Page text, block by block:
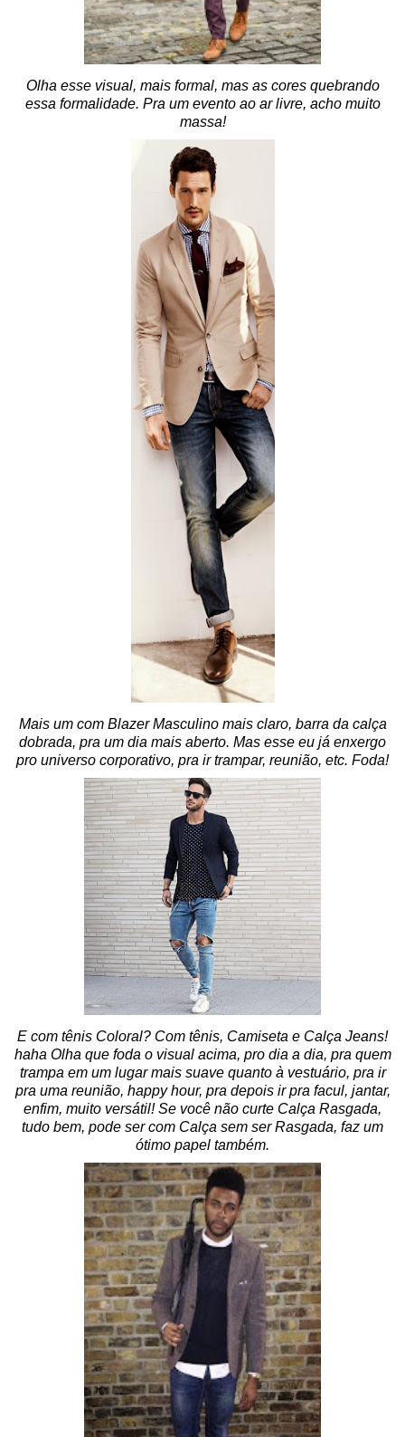
Olha esse visual, mais formal, mas as cores quebrando
essa formalidade. Pra um evento ao ar livre, acho muito
massa!
Mais um com Blazer Masculino mais claro, barra da calça
dobrada, pra um dia mais aberto. Mas esse eu já enxergo
pro universo corporativo, pra ir trampar, reunião, etc. Foda!
E com tênis Coloral? Com tênis, Camiseta e Calça Jeans!
haha Olha que foda o visual acima, pro dia a dia, pra quem
trampa em um lugar mais suave quanto à vestuário, pra ir
pra uma reunião, happy hour, pra depois ir pra facul, jantar,
enfim, muito versátil! Se você não curte Calça Rasgada,
tudo bem, pode ser com Calça sem ser Rasgada, faz um
ótimo papel também.